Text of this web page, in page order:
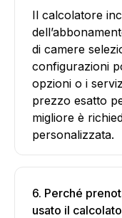
Il calcolatore
di camere
configurazioni
opzioni o i
prezzo esatto
migliore è
personalizzata.
6. Perché
usato il